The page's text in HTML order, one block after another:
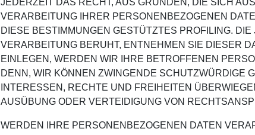
JEDERZEIT DAS RECHT, AUS GRÜNDEN, DIE SICH
VERARBEITUNG IHRER PERSONENBEZOGENEN
DIESE BESTIMMUNGEN GESTÜTZTES PROFILING.
VERARBEITUNG BERUHT, ENTNEHMEN SIE DIESER
EINLEGEN, WERDEN WIR IHRE BETROFFENEN
DENN, WIR KÖNNEN ZWINGENDE SCHUTZWÜRDIGE
INTERESSEN, RECHTE UND FREIHEITEN
AUSÜBUNG ODER VERTEIDIGUNG VON
WERDEN IHRE PERSONENBEZOGENEN DATEN